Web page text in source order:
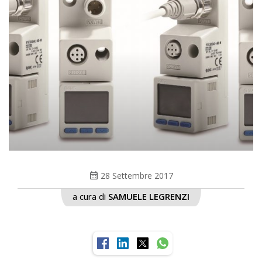
calendar_month 28 Settembre 2017
a cura di SAMUELE LEGRENZI